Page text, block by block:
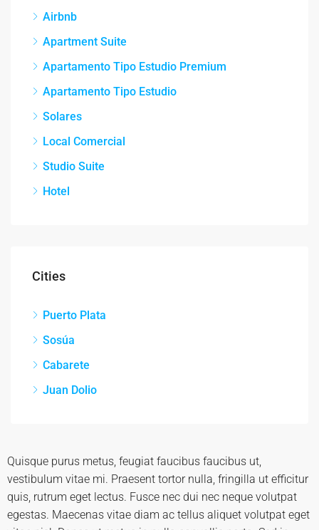
Airbnb
Apartment Suite
Apartamento Tipo Estudio Premium
Apartamento Tipo Estudio
Solares
Local Comercial
Studio Suite
Hotel
Cities
Puerto Plata
Sosúa
Cabarete
Juan Dolio
Quisque purus metus, feugiat faucibus faucibus ut,
vestibulum vitae mi. Praesent tortor nulla, fringilla ut efficitur
quis, rutrum eget lectus. Fusce nec dui nec neque volutpat
egestas. Maecenas vitae diam ac tellus aliquet volutpat eget